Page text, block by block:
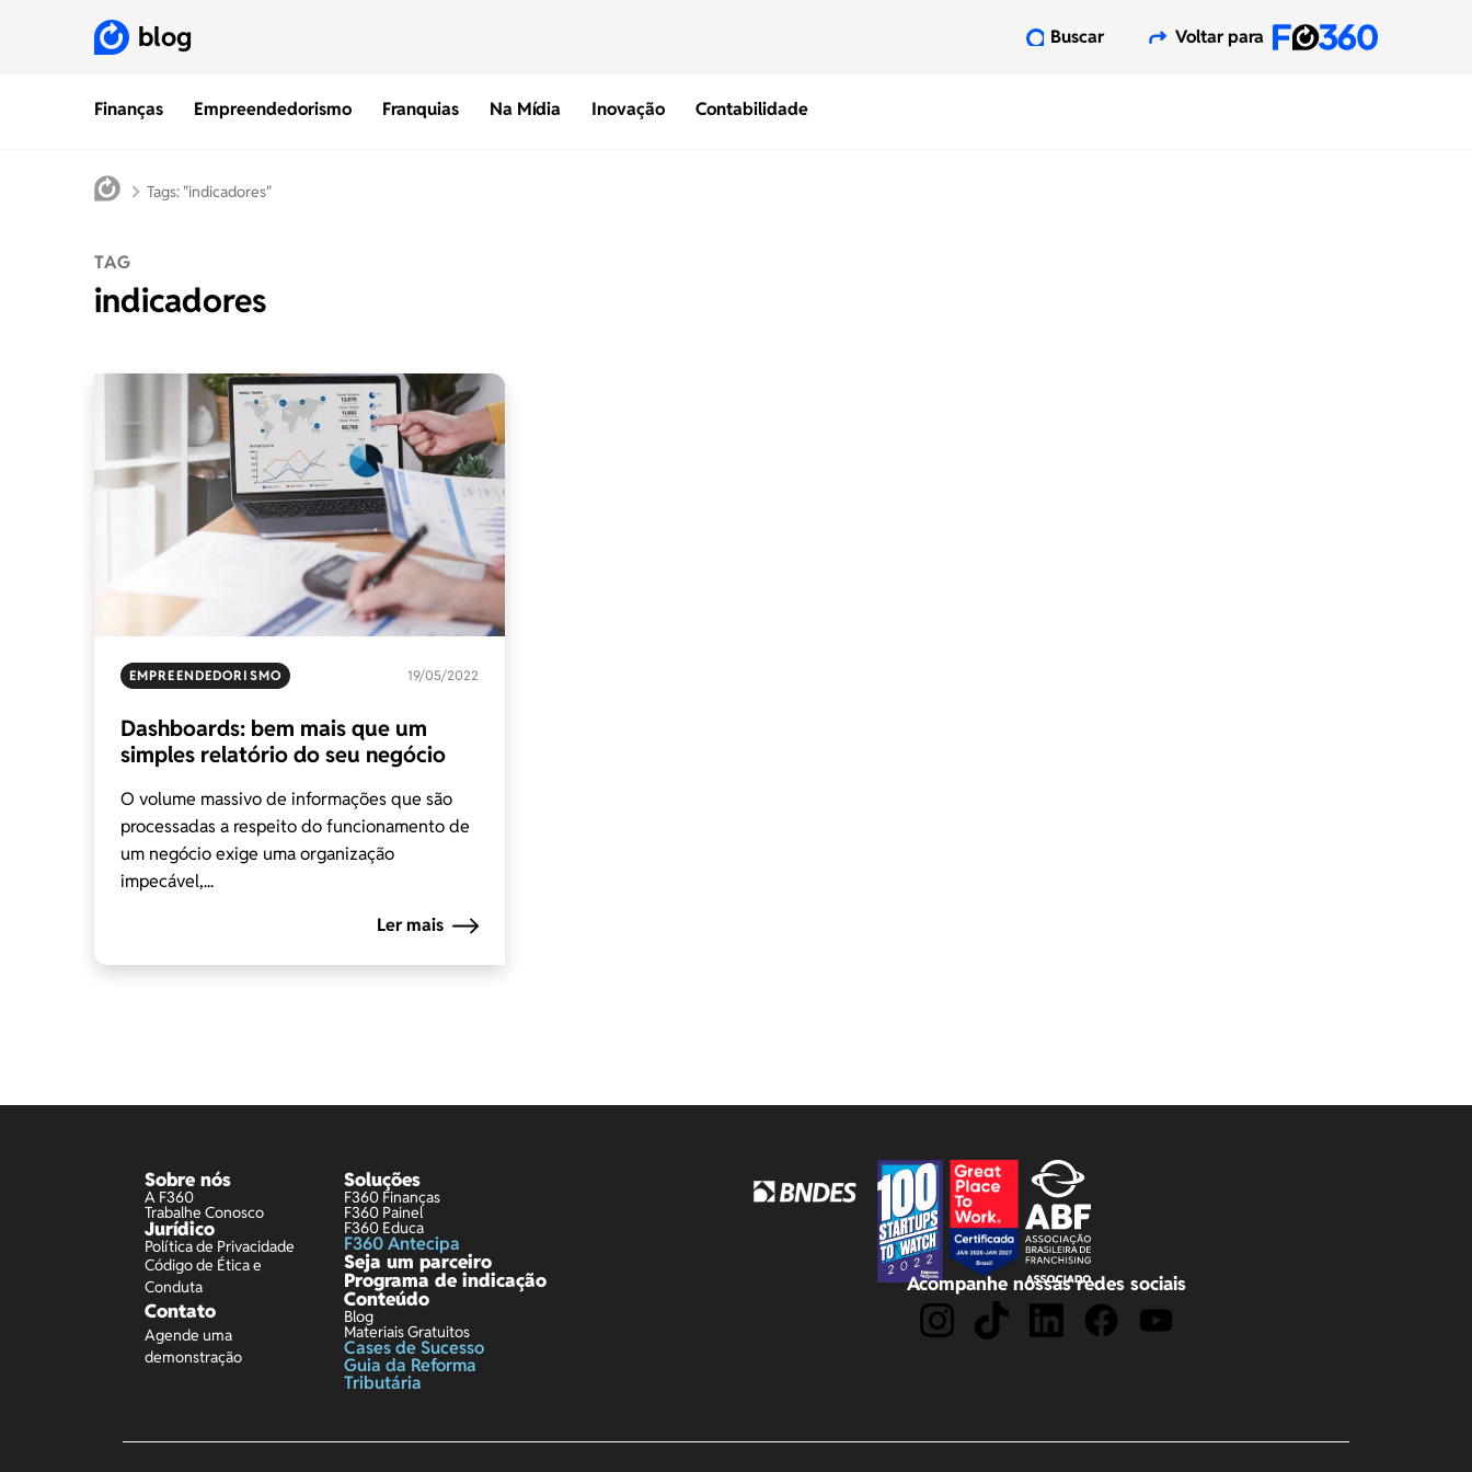
Finanças Empreendedorismo Franquias Na Mídia Inovação Contabilidade
blog Buscar Voltar para
Tags: "indicadores"
TAG
indicadores
EMPREENDEDORISMO 19/05/2022
Dashboards: bem mais que um
simples relatório do seu negócio
O volume massivo de informações que são
processadas a respeito do funcionamento de
um negócio exige uma organização
impecável,...
Ler mais
Sobre nós
A F360
Trabalhe Conosco
Jurídico
Política de Privacidade
Código de Ética e
Conduta
Contato
Agende uma
demonstração
Soluções
F360 Finanças
F360 Painel
F360 Educa
F360 Antecipa
Seja um parceiro
Programa de indicação
Conteúdo
Blog
Materiais Gratuitos
Cases de Sucesso
Guia da Reforma
Tributária
Acompanhe nossas redes sociais